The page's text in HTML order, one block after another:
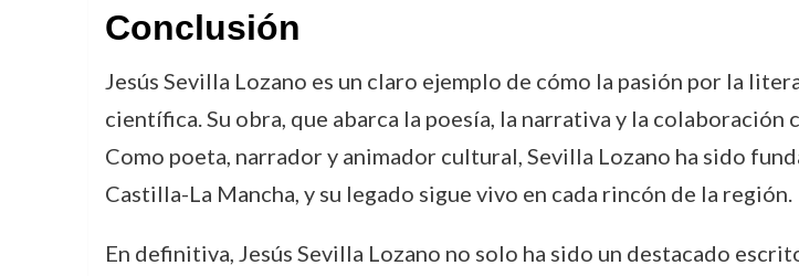
Conclusión
Jesús Sevilla Lozano es un claro ejemplo de cómo la pasión por la
científica. Su obra, que abarca la poesía, la narrativa y la
Como poeta, narrador y animador cultural, Sevilla Lozano ha sido
Castilla-La Mancha, y su legado sigue vivo en cada rincón de la región.
En definitiva, Jesús Sevilla Lozano no solo ha sido un destacado